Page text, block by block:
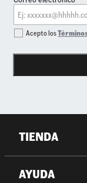
Acepto los
TIENDA
AYUDA